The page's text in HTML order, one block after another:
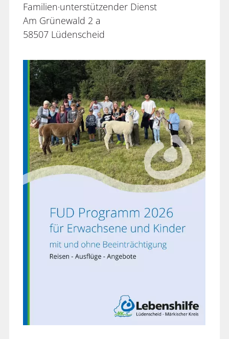
Familien·unterstützender Dienst
Am Grünewald 2 a
58507 Lüdenscheid